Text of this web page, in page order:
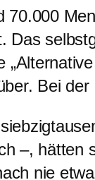
70.000
Das
Bei
–, hätten
nie